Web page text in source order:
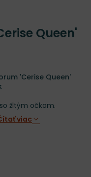
Queen'
'Cerise Queen'
žltým očkom.
viac